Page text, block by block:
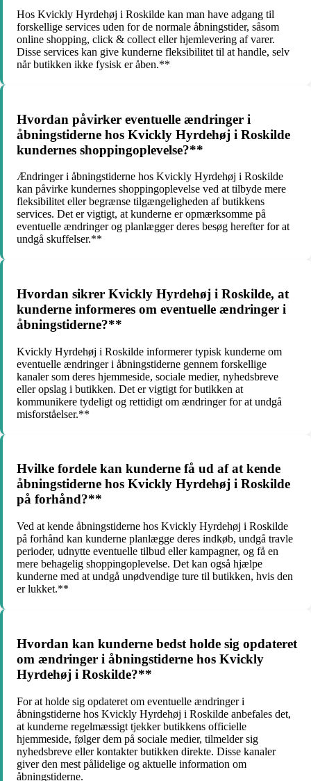
Hos Kvickly Hyrdehøj i Roskilde kan man have adgang til
forskellige services uden for de normale åbningstider, såsom
online shopping, click & collect eller hjemlevering af varer.
Disse services kan give kunderne fleksibilitet til at handle, selv
når butikken ikke fysisk er åben.**
Hvordan påvirker eventuelle ændringer i
åbningstiderne hos Kvickly Hyrdehøj i Roskilde
kundernes shoppingoplevelse?**
Ændringer i åbningstiderne hos Kvickly Hyrdehøj i Roskilde
kan påvirke kundernes shoppingoplevelse ved at tilbyde mere
fleksibilitet eller begrænse tilgængeligheden af butikkens
services. Det er vigtigt, at kunderne er opmærksomme på
eventuelle ændringer og planlægger deres besøg herefter for at
undgå skuffelser.**
Hvordan sikrer Kvickly Hyrdehøj i Roskilde, at
kunderne informeres om eventuelle ændringer i
åbningstiderne?**
Kvickly Hyrdehøj i Roskilde informerer typisk kunderne om
eventuelle ændringer i åbningstiderne gennem forskellige
kanaler som deres hjemmeside, sociale medier, nyhedsbreve
eller opslag i butikken. Det er vigtigt for butikken at
kommunikere tydeligt og rettidigt om ændringer for at undgå
misforståelser.**
Hvilke fordele kan kunderne få ud af at kende
åbningstiderne hos Kvickly Hyrdehøj i Roskilde
på forhånd?**
Ved at kende åbningstiderne hos Kvickly Hyrdehøj i Roskilde
på forhånd kan kunderne planlægge deres indkøb, undgå travle
perioder, udnytte eventuelle tilbud eller kampagner, og få en
mere behagelig shoppingoplevelse. Det kan også hjælpe
kunderne med at undgå unødvendige ture til butikken, hvis den
er lukket.**
Hvordan kan kunderne bedst holde sig opdateret
om ændringer i åbningstiderne hos Kvickly
Hyrdehøj i Roskilde?**
For at holde sig opdateret om eventuelle ændringer i
åbningstiderne hos Kvickly Hyrdehøj i Roskilde anbefales det,
at kunderne regelmæssigt tjekker butikkens officielle
hjemmeside, følger dem på sociale medier, tilmelder sig
nyhedsbreve eller kontakter butikken direkte. Disse kanaler
giver den mest pålidelige og aktuelle information om
åbningstiderne.